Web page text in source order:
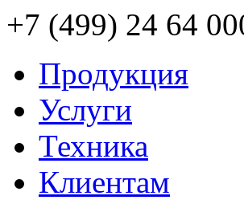
+7 (499) 24 64
Продукция
Услуги
Техника
Клиентам